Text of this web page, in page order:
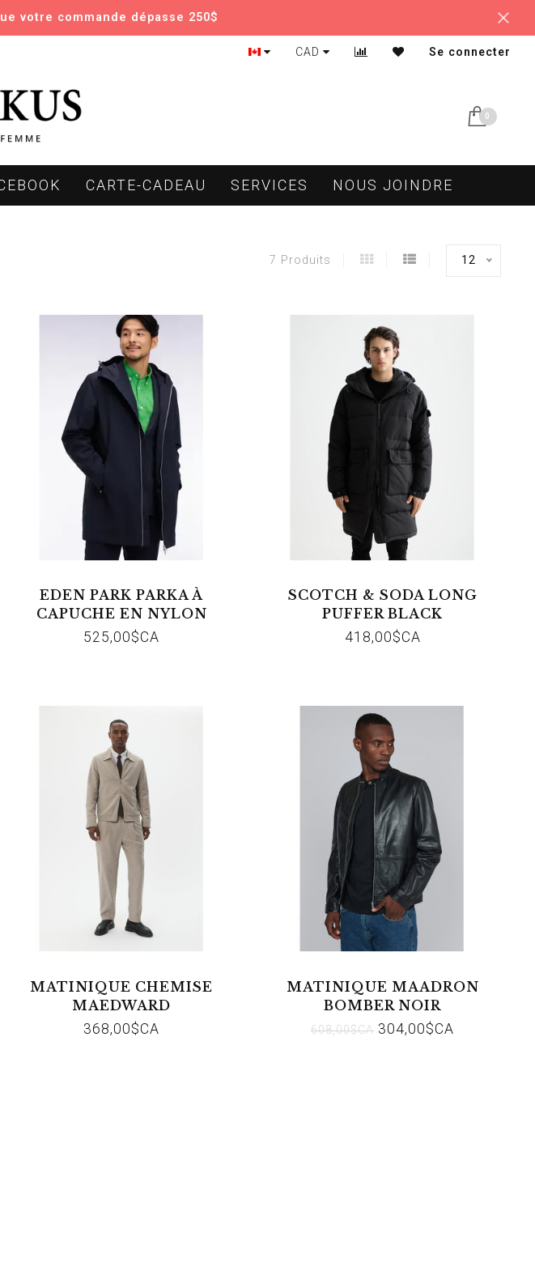
votre commande dépasse 250$
CAD Se connecter
0
CARTE-CADEAU SERVICES NOUS JOINDRE
7 Produits 12
EDEN PARK PARKA À
CAPUCHE EN NYLON
MARINE
525,00$CA
SCOTCH & SODA LONG
PUFFER BLACK
418,00$CA
MATINIQUE CHEMISE
MAEDWARD
368,00$CA
MATINIQUE MAADRON
BOMBER NOIR
608,00$CA 304,00$CA